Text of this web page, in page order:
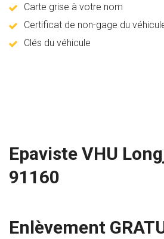
Carte grise à votre nom
Certificat de non-gage du
Clés du véhicule
Epaviste VHU
91160
Enlèvement